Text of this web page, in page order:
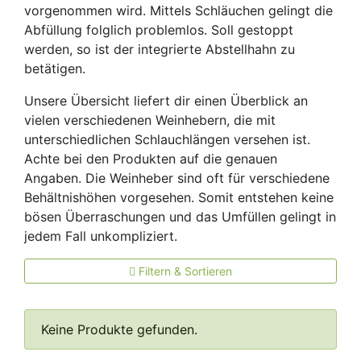
vorgenommen wird. Mittels Schläuchen gelingt die
Abfüllung folglich problemlos. Soll gestoppt
werden, so ist der integrierte Abstellhahn zu
betätigen.
Unsere Übersicht liefert dir einen Überblick an
vielen verschiedenen Weinhebern, die mit
unterschiedlichen Schlauchlängen versehen ist.
Achte bei den Produkten auf die genauen
Angaben. Die Weinheber sind oft für verschiedene
Behältnishöhen vorgesehen. Somit entstehen keine
bösen Überraschungen und das Umfüllen gelingt in
jedem Fall unkompliziert.
Filtern & Sortieren
Keine Produkte gefunden.